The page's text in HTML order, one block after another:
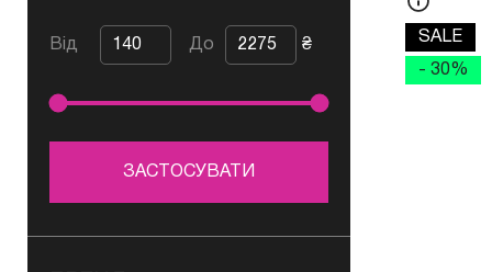
Від До ₴
ЗАСТОСУВАТИ
SALE
- 30%